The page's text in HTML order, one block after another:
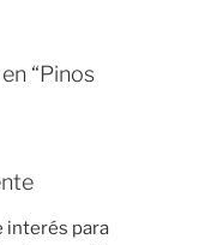
“Pinos
interés para